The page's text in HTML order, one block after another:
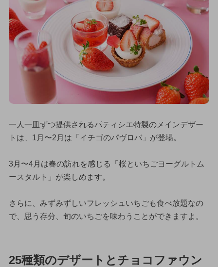
一人一皿ずつ提供されるパティシエ特製のメインデザー
トは、1月〜2月は「イチゴのパヴロバ」が登場。
3月〜4月は春の訪れを感じる「桜といちごヨーグルトム
ースタルト」が楽しめます。
さらに、みずみずしいフレッシュいちごも食べ放題なの
で、思う存分、旬のいちごを味わうことができますよ。
25種類のデザートとチョコファウン